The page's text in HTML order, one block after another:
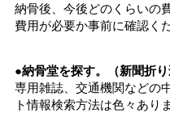
納骨後、今後どのくらいの
費用が必要か事前に確認く
●納骨堂を探す。（新聞折
専用雑誌、交通機関などの
ト情報検索方法は色々あり